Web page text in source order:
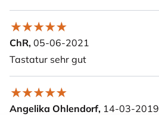
ChR, 05-06-2021
Tastatur sehr gut
Angelika Ohlendorf, 14-03-2019